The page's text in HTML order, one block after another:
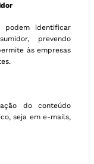
podem identificar
prevendo
às empresas
do conteúdo
seja em e-mails,